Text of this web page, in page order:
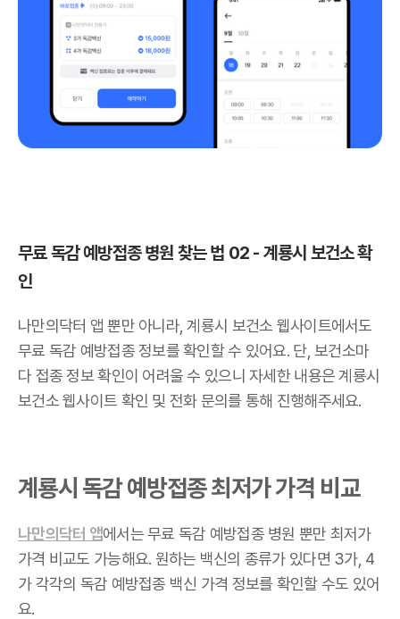
무료 독감 예방접종 병원 찾는 법 02 - 계룡시 보건소 확
인
나만의닥터 앱 뿐만 아니라, 계룡시 보건소 웹사이트에서도
무료 독감 예방접종 정보를 확인할 수 있어요. 단, 보건소마
다 접종 정보 확인이 어려울 수 있으니 자세한 내용은 계룡시
보건소 웹사이트 확인 및 전화 문의를 통해 진행해주세요.
계룡시 독감 예방접종 최저가 가격 비교
나만의닥터 앱에서는 무료 독감 예방접종 병원 뿐만 최저가
가격 비교도 가능해요. 원하는 백신의 종류가 있다면 3가, 4
가 각각의 독감 예방접종 백신 가격 정보를 확인할 수도 있어
요.